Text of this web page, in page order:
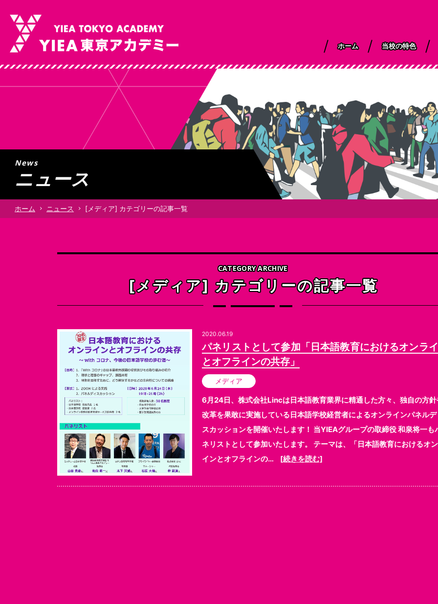
ホーム 当校の特色
当校の特色 理事長挨拶 YIEAの教育 進路サポート
学校について 年間行事 カレンダー 留学生活
総合日本語 ＜留学
ビザ＞
大学院進学クラス
総合日本語＜留
以外＞
News
ニュース
ホーム ニュース [メディア] カテゴリーの記事一覧
CATEGORY ARCHIVE
[メディア] カテゴリーの記事一覧
2020.06.19
パネリストとして参加「日本語教育におけるオンラ
とオフラインの共存」
メディア
6月24日、株式会社Lincは日本語教育業界に精通した方々、独自の方針
改革を果敢に実施している日本語学校経営者によるオンラインパネル
スカッションを開催いたします！ 当YIEAグループの取締役 和泉将一も
ネリストとして参加いたします。 テーマは、「日本語教育におけるオ
インとオフラインの…
[続きを読む]